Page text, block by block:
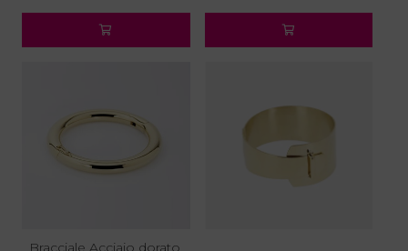
64€.
è:
58€.